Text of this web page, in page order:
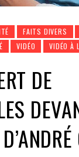
FAITS DIVERS
VIDÉO VIDÉO À
DE